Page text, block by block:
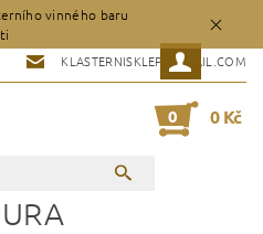
vinného baru
KLASTERNISKLEP@GMAIL.COM
0 0 Kč